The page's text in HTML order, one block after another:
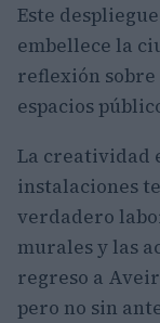
Este
embellece la
reflexión
espacios
La creatividad
instalaciones
verdadero
murales y las
regreso a
pero no sin